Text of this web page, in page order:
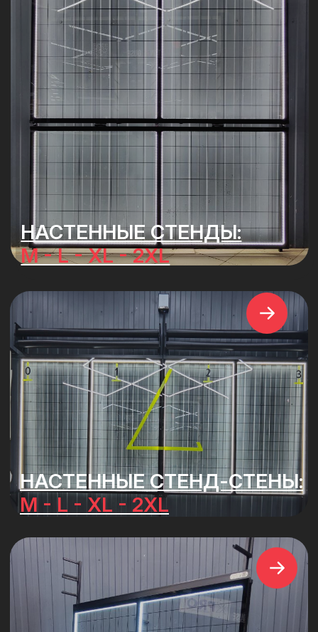
МОБИЛЬНЫЕ СТЕНД-СТЕНЫ:
XL - 2XL